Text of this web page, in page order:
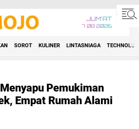
JUM'AT
7 08 2026
SOROT KULINER LINTASNIAGA
Pemukiman
Empat Rumah Alami